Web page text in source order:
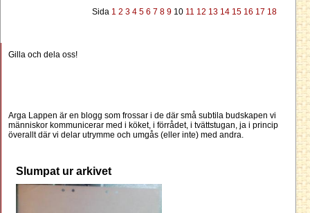
Sida 1 2 3 4 5 6 7 8 9 10 11 12 13 14 15 16 17 18
Gilla och dela oss!
Arga Lappen är en blogg som frossar i de där små subtila budskapen vi
människor kommunicerar med i köket, i förrådet, i tvättstugan, ja i princip
överallt där vi delar utrymme och umgås (eller inte) med andra.
Slumpat ur arkivet